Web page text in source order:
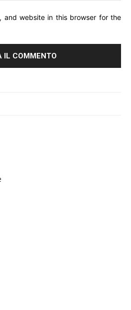
and website in this browser for the